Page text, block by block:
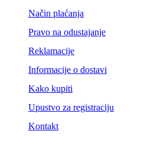
Način plaćanja
Pravo na odustajanje
Reklamacije
Informacije o dostavi
Kako kupiti
Upustvo za registraciju
Kontakt